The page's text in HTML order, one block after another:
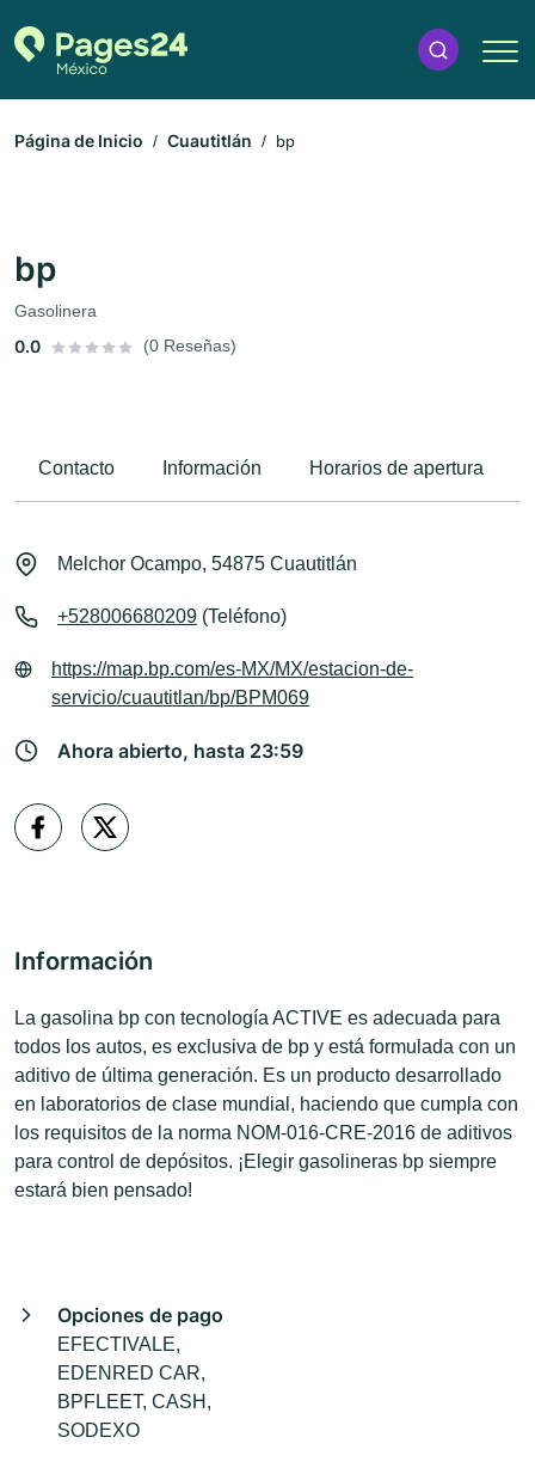
Página de Inicio Cuautitlán bp
bp
Gasolinera
0.0 (0 Reseñas)
Contacto Información Horarios de apertura
Melchor Ocampo, 54875 Cuautitlán
+528006680209 (Teléfono)
https://map.bp.com/es-MX/MX/estacion-de-
servicio/cuautitlan/bp/BPM069
Ahora abierto, hasta 23:59
Información
La gasolina bp con tecnología ACTIVE es adecuada para
todos los autos, es exclusiva de bp y está formulada con un
aditivo de última generación. Es un producto desarrollado
en laboratorios de clase mundial, haciendo que cumpla con
los requisitos de la norma NOM-016-CRE-2016 de aditivos
para control de depósitos. ¡Elegir gasolineras bp siempre
estará bien pensado!
Opciones de pago
EFECTIVALE,
EDENRED CAR,
BPFLEET, CASH,
SODEXO